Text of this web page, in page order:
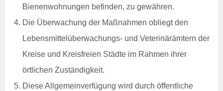
Schweinegesundheit
Beihilfen & Leistungen
Kontakt
Geflügelgesundheit
Bienenwohnungen befinden, zu gewähren.
Die Überwachung der Maßnahmen obliegt den
Lebensmittelüberwachungs- und Veterinärämtern der
Kreise und Kreisfreien Städte im Rahmen ihrer
örtlichen Zuständigkeit.
Diese Allgemeinverfügung wird durch öffentliche